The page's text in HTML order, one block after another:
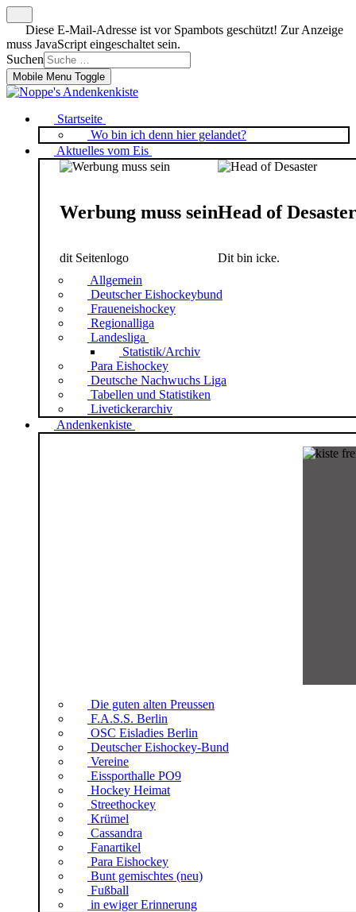
Diese E-Mail-Adresse ist vor Spambots geschützt! Zur Anzeige
muss JavaScript eingeschaltet sein.
Suchen
Mobile Menu Toggle
Startseite
Wo bin ich denn hier gelandet?
Aktuelles vom Eis
Werbung muss sein
dit Seitenlogo
Head of Desaster
Dit bin icke.
Allgemein
Deutscher Eishockeybund
Fraueneishockey
Regionalliga
Landesliga
Statistik/Archiv
Para Eishockey
Deutsche Nachwuchs Liga
Tabellen und Statistiken
Livetickerarchiv
Andenkenkiste
Die guten alten Preussen
F.A.S.S. Berlin
OSC Eisladies Berlin
Deutscher Eishockey-Bund
Vereine
Eissporthalle PO9
Hockey Heimat
Streethockey
Krümel
Cassandra
Fanartikel
Para Eishockey
Bunt gemischtes (neu)
Fußball
in ewiger Erinnerung